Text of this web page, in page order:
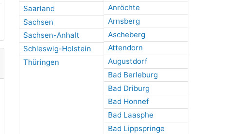
Saarland
Sachsen
Sachsen-Anhalt
Schleswig-Holstein
Thüringen
Anröchte
Arnsberg
Ascheberg
Attendorn
Augustdorf
Bad Berleburg
Bad Driburg
Bad Honnef
Bad Laasphe
Bad Lippspringe